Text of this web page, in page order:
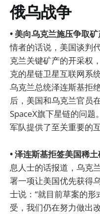
俄乌战争
• 美向乌克兰施压争取
情者的话说，美国谈判
克兰关键矿产的开采权
克的星链卫星互联网系
乌克兰总统泽连斯基拒
后，美国和乌克兰官员
SpaceX旗下星链的问
军队提供了至关重要的
• 泽连斯基拒签美国稀
息人士的话报道，乌克
署一项让美国优先获得
士说：“就目前草案的
受，我们仍在努力做出